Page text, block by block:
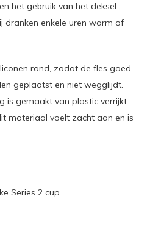
het gebruik van het deksel.
dranken enkele uren warm of
rand, zodat de fles goed
geplaatst en niet wegglijdt.
is gemaakt van plastic verrijkt
materiaal voelt zacht aan en is
Series 2 cup.